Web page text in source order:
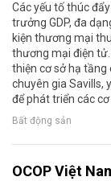
Các yếu tố thúc
trưởng GDP, đa
kiện thương mại
thương mại điện
thiện cơ sở hạ tầng
chuyên gia Savills,
để phát triển các
Bất động sản
OCOP Việt